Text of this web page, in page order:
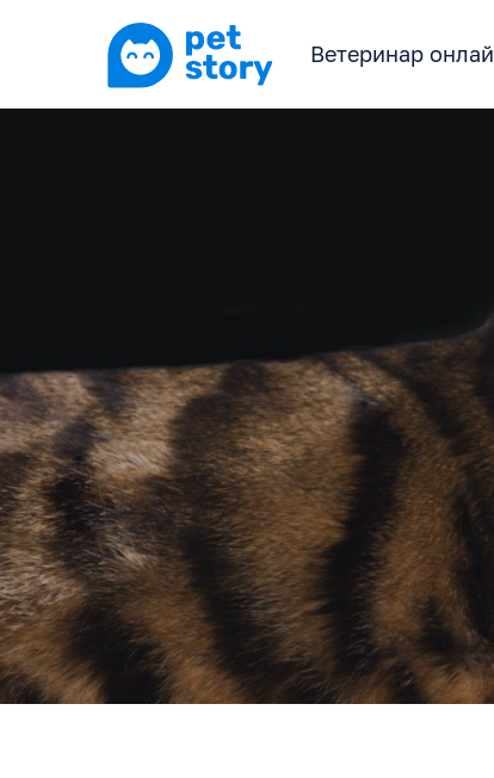
Ветеринар